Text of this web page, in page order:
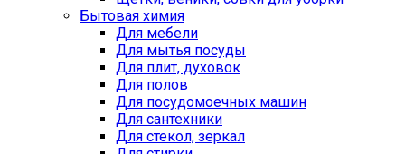
Бытовая химия
Для мебели
Для мытья посуды
Для плит, духовок
Для полов
Для посудомоечных машин
Для сантехники
Для стекол, зеркал